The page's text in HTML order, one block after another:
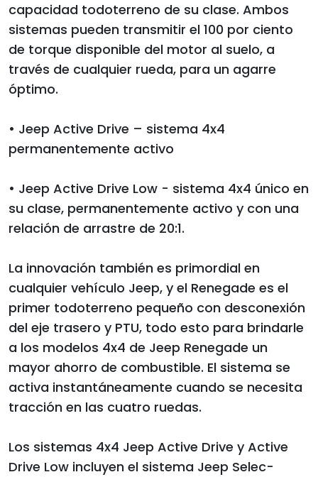
capacidad todoterreno de su clase. Ambos
sistemas pueden transmitir el 100 por ciento
de torque disponible del motor al suelo, a
través de cualquier rueda, para un agarre
óptimo.
• Jeep Active Drive – sistema 4x4
permanentemente activo
• Jeep Active Drive Low - sistema 4x4 único en
su clase, permanentemente activo y con una
relación de arrastre de 20:1.
La innovación también es primordial en
cualquier vehículo Jeep, y el Renegade es el
primer todoterreno pequeño con desconexión
del eje trasero y PTU, todo esto para brindarle
a los modelos 4x4 de Jeep Renegade un
mayor ahorro de combustible. El sistema se
activa instantáneamente cuando se necesita
tracción en las cuatro ruedas.
Los sistemas 4x4 Jeep Active Drive y Active
Drive Low incluyen el sistema Jeep Selec-